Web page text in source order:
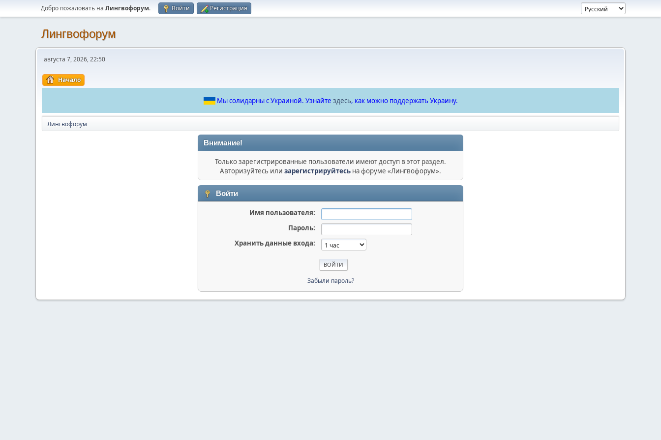
Добро пожаловать на Лингвофорум. Войти Регистрация
Лингвофорум
августа 7, 2026, 22:50
Начало
Мы солидарны с Украиной. Узнайте здесь, как можно поддержать Украину.
Лингвофорум
Внимание!
Только зарегистрированные пользователи имеют доступ в этот раздел.
Авторизуйтесь или зарегистрируйтесь на форуме «Лингвофорум».
Войти
Имя пользователя:
Пароль:
Хранить данные входа:
Забыли пароль?